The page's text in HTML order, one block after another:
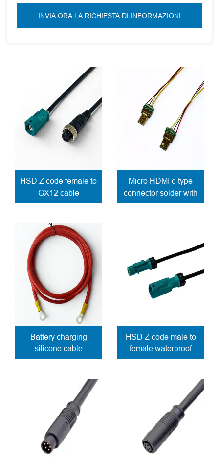
INVIA ORA LA RICHIESTA DI INFORMAZIONI
HSD Z code female to
GX12 cable
Micro HDMI d type
connector solder with
wires
Battery charging
silicone cable
HSD Z code male to
female waterproof
cable